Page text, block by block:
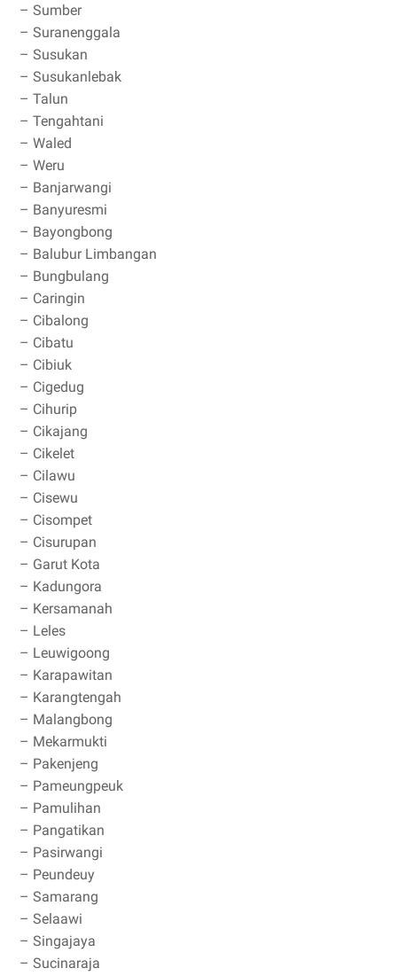
– Sumber
– Suranenggala
– Susukan
– Susukanlebak
– Talun
– Tengahtani
– Waled
– Weru
– Banjarwangi
– Banyuresmi
– Bayongbong
– Balubur Limbangan
– Bungbulang
– Caringin
– Cibalong
– Cibatu
– Cibiuk
– Cigedug
– Cihurip
– Cikajang
– Cikelet
– Cilawu
– Cisewu
– Cisompet
– Cisurupan
– Garut Kota
– Kadungora
– Kersamanah
– Leles
– Leuwigoong
– Karapawitan
– Karangtengah
– Malangbong
– Mekarmukti
– Pakenjeng
– Pameungpeuk
– Pamulihan
– Pangatikan
– Pasirwangi
– Peundeuy
– Samarang
– Selaawi
– Singajaya
– Sucinaraja